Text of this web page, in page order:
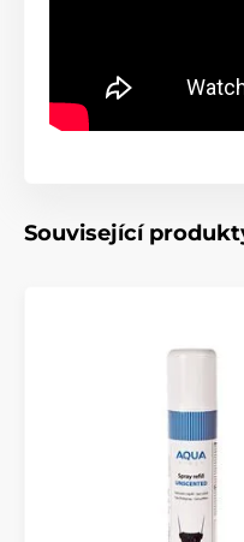
Související